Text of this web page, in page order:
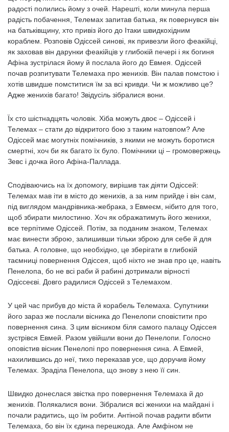
радості полились йому з очей. Нарешті, коли минула перша
радість побачення, Телемах запитав батька, як повернувся він
на батьківщину, хто привіз його до Ітаки швидкохідним
кораблем. Розповів Одіссей синові, як привезли його феакійці,
як заховав він дарунки феакійців у глибокій печері і як богиня
Афіна зустрілася йому й послала його до Евмея. Одіссей
почав розпитувати Телемаха про женихів. Він палав помстою і
хотів швидше помститися їм за всі кривди. Чи ж можливо це?
Адже женихів багато! Звідусіль зібралися вони.
Їх сто шістнадцять чоловік. Хіба можуть двоє – Одіссей і
Телемах – стати до відкритого бою з таким натовпом? Але
Одіссей має могутніх помічників, з якими не можуть боротися
смертні, хоч би як багато їх було. Помічники ці – громовержець
Зевс і дочка його Афіна-Паллада.
Сподіваючись на їх допомогу, вирішив так діяти Одіссей:
Телемах мав іти в місто до женихів, а за ним прийде і він сам,
під виглядом мандрівника-жебрака, з Евмеєм, нібито для того,
щоб збирати милостиню. Хоч як ображатимуть його женихи,
все терпітиме Одіссей. Потім, за поданим знаком, Телемах
має винести зброю, залишивши тільки зброю для себе й для
батька. А головне, що необхідно, це зберігати в глибокій
таємниці повернення Одіссея, щоб ніхто не знав про це, навіть
Пенелопа, бо не всі раби й рабині дотримали вірності
Одіссеєві. Довго радилися Одіссей з Телемахом.
У цей час прибув до міста й корабель Телемаха. Супутники
його зараз же послали вісника до Пенелопи сповістити про
повернення сина. З цим вісником біля самого палацу Одіссея
зустрівся Евмей. Разом увійшли вони до Пенелопи. Голосно
оповістив вісник Пенелопі про повернення сина. А Евмей,
нахилившись до неї, тихо переказав усе, що доручив йому
Телемах. Зраділа Пенелопа, що знову з нею її син.
Швидко донеслася звістка про повернення Телемаха й до
женихів. Полякалися вони. Зібралися всі женихи на майдані і
почали радитись, що їм робити. Антіной почав радити вбити
Телемаха, бо він їх єдина перешкода. Але Амфіном не